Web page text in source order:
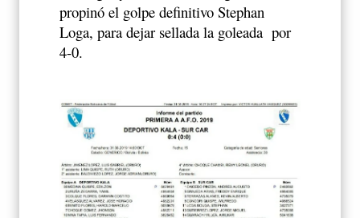
propinó el golpe definitivo Stephan
Loga, para dejar sellada la goleada por
4-0.